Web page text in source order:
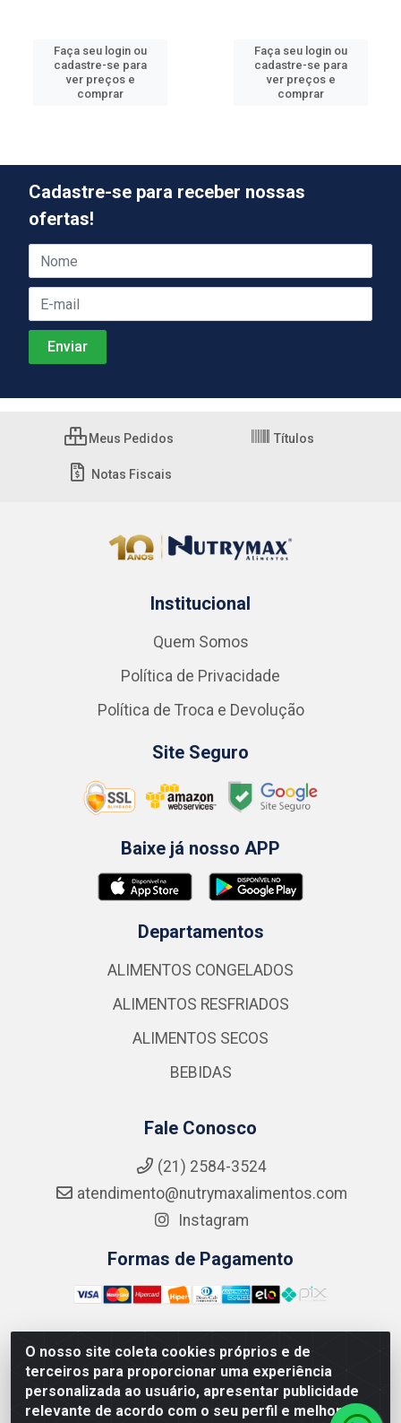
Faça seu login ou
cadastre-se para
ver preços e
comprar
Faça seu login ou
cadastre-se para
ver preços e
comprar
O nosso site coleta cookies próprios e de
terceiros para proporcionar uma experiência
personalizada ao usuário, apresentar publicidade
relevante de acordo com o seu perfil e melhorar a
Cadastre-se para receber nossas
ofertas!
Meus Pedidos Títulos
Notas Fiscais
Institucional
Quem Somos
Política de Privacidade
Política de Troca e Devolução
Site Seguro
Baixe já nosso APP
Departamentos
ALIMENTOS CONGELADOS
ALIMENTOS RESFRIADOS
ALIMENTOS SECOS
BEBIDAS
Fale Conosco
(21) 2584-3524
atendimento@nutrymaxalimentos.com
Instagram
Formas de Pagamento
NUTRY MAX COMÉRCIO DE PRODUTOS ALIMENTICIOS
LTDA - RUA DO FEIJÃO, 721 PENHA CIRCULAR/RJ -
CNPJ: 15.796.122/0001-03